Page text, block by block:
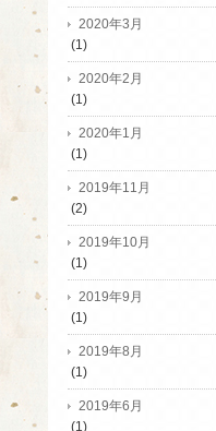
2020年3月
(1)
2020年2月
(1)
2020年1月
(1)
2019年11月
(2)
2019年10月
(1)
2019年9月
(1)
2019年8月
(1)
2019年6月
(1)